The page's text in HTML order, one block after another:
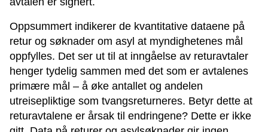
Oppsummert indikerer de kvantitative dataene på
retur og søknader om asyl at myndighetenes mål
oppfylles. Det ser ut til at inngåelse av returavtaler
henger tydelig sammen med det som er avtalenes
primære mål – å øke antallet og andelen
utreisepliktige som tvangsreturneres. Betyr dette at
returavtalene er årsak til endringene? Dette er ikke